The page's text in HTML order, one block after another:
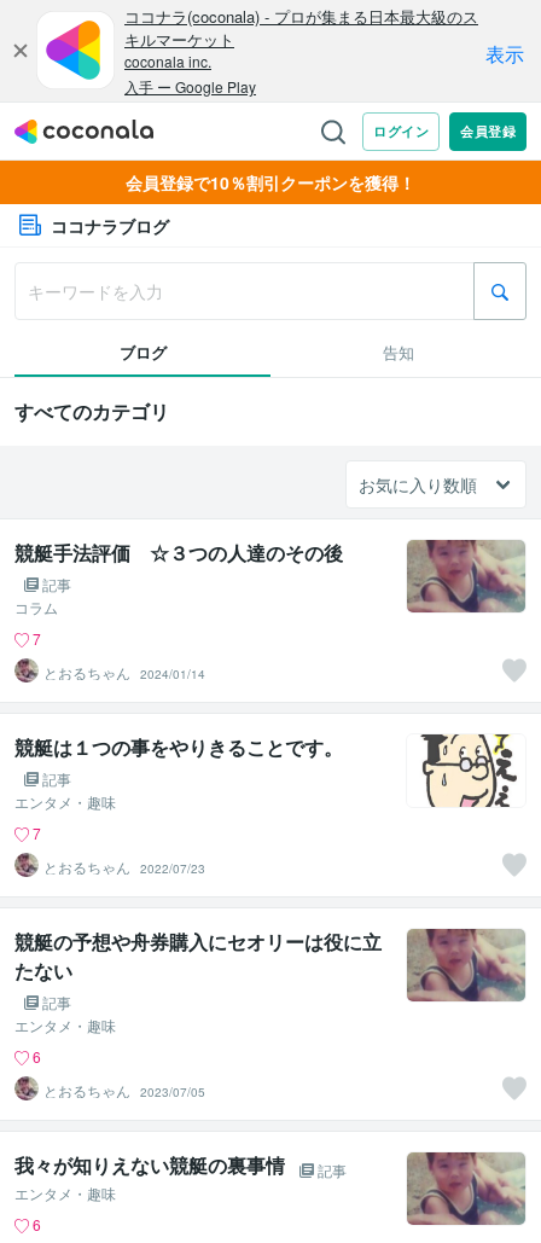
会員登録で10％割引クーポンを獲得！
ココナラブログ
ブログ 告知
すべてのカテゴリ
競艇手法評価 ☆３つの人達のその後
記事
コラム
7
とおるちゃん
2024/01/14
競艇は１つの事をやりきることです。
記事
エンタメ・趣味
7
とおるちゃん
2022/07/23
競艇の予想や舟券購入にセオリーは役に立
たない
記事
エンタメ・趣味
6
とおるちゃん
2023/07/05
我々が知りえない競艇の裏事情
記事
エンタメ・趣味
6